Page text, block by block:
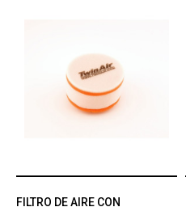
FILTRO DE AIRE CON